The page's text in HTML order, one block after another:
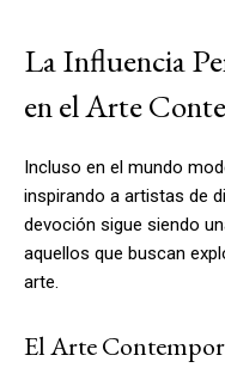
La Influencia
en el Arte
Incluso en el mundo
inspirando a artistas de
devoción sigue siendo
aquellos que buscan
arte.
El Arte